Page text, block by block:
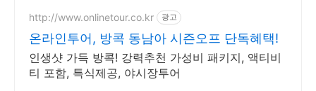
http://www.onlinetour.co.kr 광고
온라인투어, 방콕 동남아 시즌오프 단독혜택!
인생샷 가득 방콕! 강력추천 가성비 패키지, 액티비
티 포함, 특식제공, 야시장투어